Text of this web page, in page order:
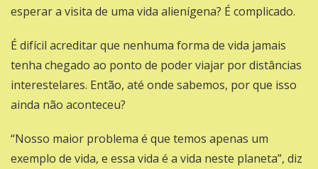
esperar a visita de uma vida alienígena? É complicado.
É difícil acreditar que nenhuma forma de vida jamais
tenha chegado ao ponto de poder viajar por distâncias
interestelares. Então, até onde sabemos, por que isso
ainda não aconteceu?
“Nosso maior problema é que temos apenas um
exemplo de vida, e essa vida é a vida neste planeta”, diz